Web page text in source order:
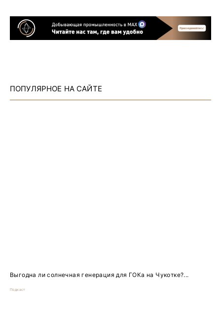
ПОПУЛЯРНОЕ НА САЙТЕ
Выгодна ли солнечная генерация для ГОКа на Чукотке?...
Подкаст